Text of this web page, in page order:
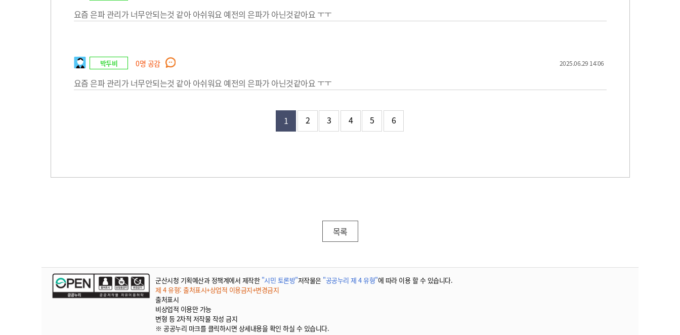
요즘 은파 관리가 너무안되는것 같아 아쉬워요 예전의 은파가 아닌것같아요 ㅜㅜ
박두비 0명 공감 2025.06.29 14:06
요즘 은파 관리가 너무안되는것 같아 아쉬워요 예전의 은파가 아닌것같아요 ㅜㅜ
1 2 3 4 5 6
목록
군산시청 기획예산과 정책계에서 제작한 "시민 토론방"저작물은 "공공누리 제 4 유형"에 따라 이용 할 수 있습니다.
제 4 유형: 출처표시+상업적 이용금지+변경금지
출처표시
비상업적 이용만 가능
변형 등 2차적 저작물 작성 금지
※ 공공누리 마크를 클릭하시면 상세내용을 확인 하실 수 있습니다.